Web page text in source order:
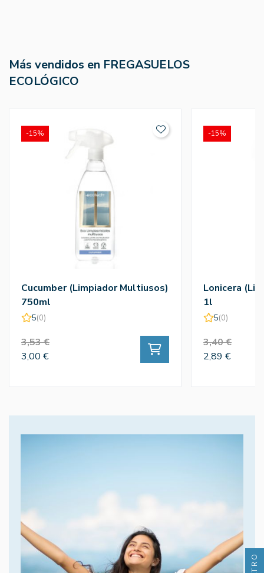
Más vendidos en FREGASUELOS
ECOLÓGICO
Cucumber (Limpiador Multiusos)
750ml
5(0)
3,53 €
3,00 €
-15%
Lonicera
1l
5(0)
3,40 €
2,89 €
-15%